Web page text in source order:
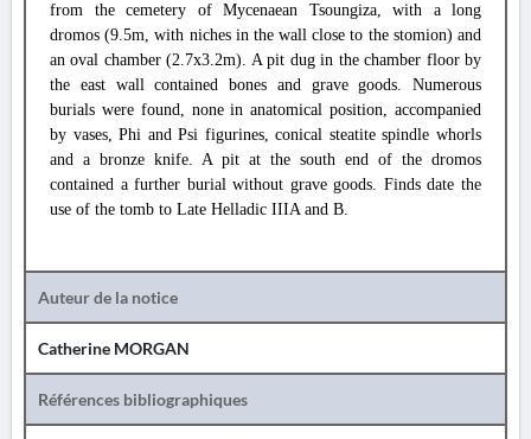
from the cemetery of Mycenaean Tsoungiza, with a long
dromos (9.5m, with niches in the wall close to the stomion) and
an oval chamber (2.7x3.2m). A pit dug in the chamber floor by
the east wall contained bones and grave goods. Numerous
burials were found, none in anatomical position, accompanied
by vases, Phi and Psi figurines, conical steatite spindle whorls
and a bronze knife. A pit at the south end of the dromos
contained a further burial without grave goods. Finds date the
use of the tomb to Late Helladic IIIA and B.
Auteur de la notice
Catherine MORGAN
Références bibliographiques